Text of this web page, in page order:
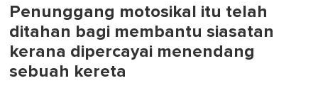
Penunggang motosikal itu telah
ditahan bagi membantu siasatan
kerana dipercayai menendang
sebuah kereta